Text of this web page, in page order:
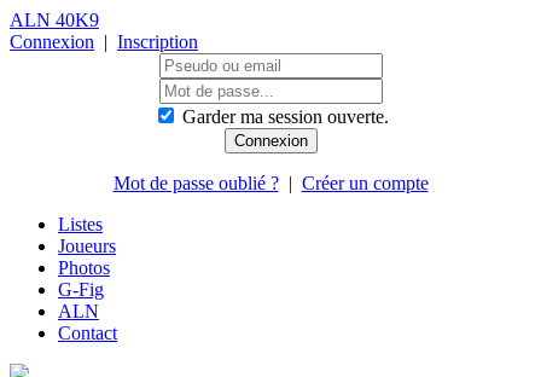
ALN 40K9
Connexion | Inscription
Garder ma session ouverte.
Mot de passe oublié ?| Créer un compte
Listes
Joueurs
Photos
G-Fig
ALN
Contact